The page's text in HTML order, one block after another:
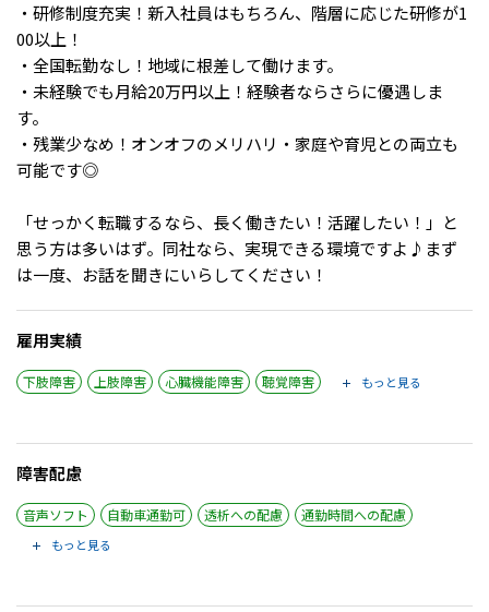
・研修制度充実！新入社員はもちろん、階層に応じた研修が1
00以上！
・全国転勤なし！地域に根差して働けます。
・未経験でも月給20万円以上！経験者ならさらに優遇しま
す。
・残業少なめ！オンオフのメリハリ・家庭や育児との両立も
可能です◎
「せっかく転職するなら、長く働きたい！活躍したい！」と
思う方は多いはず。同社なら、実現できる環境ですよ♪まず
は一度、お話を聞きにいらしてください！
雇用実績
下肢障害 上肢障害 心臓機能障害 聴覚障害 もっと見る
障害配慮
音声ソフト 自動車通勤可 透析への配慮 通勤時間への配慮
もっと見る